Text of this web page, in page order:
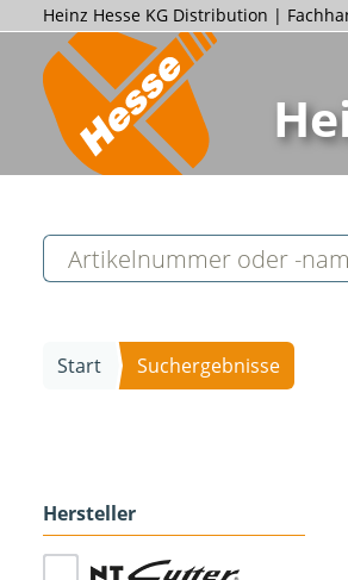
Heinz Hesse KG Distribution |
Start Suchergebnisse
Hersteller